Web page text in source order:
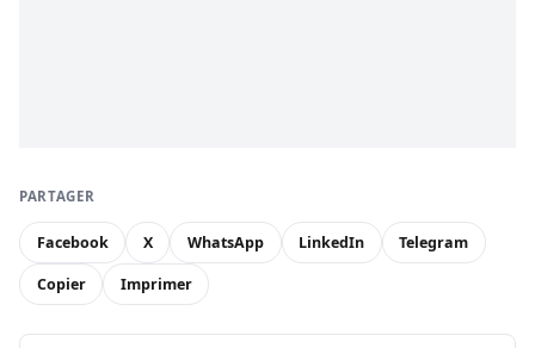
PARTAGER
Facebook X WhatsApp LinkedIn Telegram
Copier Imprimer